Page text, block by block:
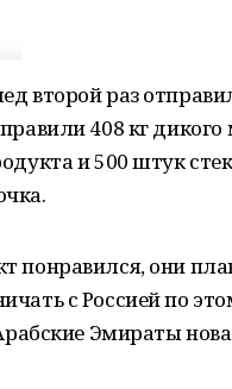
второй раз
408 кг дикого
и 500 штук
понравился, они
с Россией по
Эмираты